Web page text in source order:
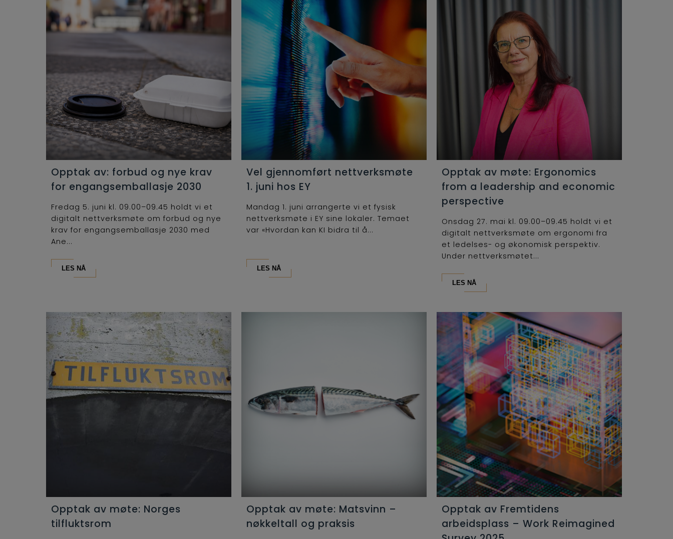
Opptak av: forbud og nye krav
for engangsemballasje 2030
Fredag 5. juni kl. 09.00–09.45 holdt vi et
digitalt nettverksmøte om forbud og nye
krav for engangsemballasje 2030 med
Ane...
LES NÅ
Vel gjennomført nettverksmøte
1. juni hos EY
Mandag 1. juni arrangerte vi et fysisk
nettverksmøte i EY sine lokaler. Temaet
var «Hvordan kan KI bidra til å...
LES NÅ
Opptak av møte: Ergonomics
from a leadership and economic
perspective
Onsdag 27. mai kl. 09.00–09.45 holdt vi et
digitalt nettverksmøte om ergonomi fra
et ledelses- og økonomisk perspektiv.
Under nettverksmøtet...
LES NÅ
Opptak av møte: Norges
tilfluktsrom
Opptak av møte: Matsvinn –
nøkkeltall og praksis
Opptak av Fremtidens
arbeidsplass – Work Reimagined